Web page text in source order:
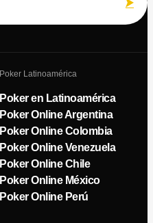
Poker Latinoamérica
Poker en Latinoamérica
Poker Online Argentina
Poker Online Colombia
Poker Online Venezuela
Poker Online Chile
Poker Online México
Poker Online Perú